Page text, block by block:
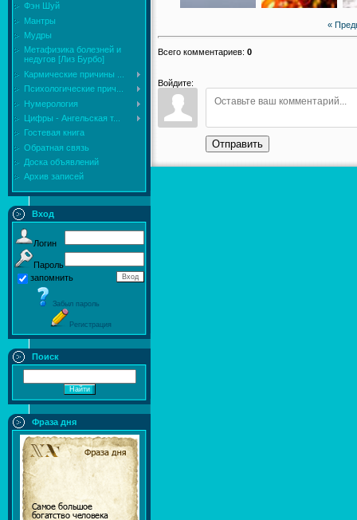
Фэн Шуй
Мантры
Мудры
Mетафизика болезней и
недугов [Лиз Бурбо]
Кармические причины ...
Психологические прич...
Нумерология
Цифры - Ангельская т...
Гостевая книга
Обратная связь
Доска объявлений
Архив записей
Вход
Логин
Пароль
запомнить
Забыл пароль
Регистрация
Поиск
Фраза дня
«
Всего комментариев: 0
Войдите:
Отправить